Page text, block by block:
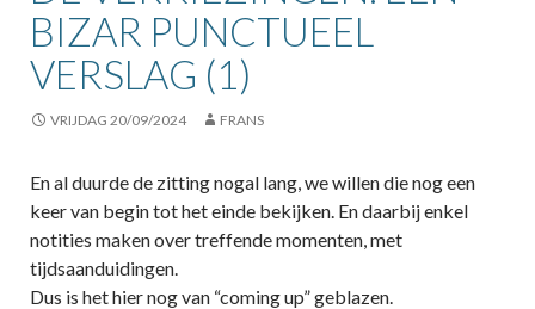
BIZAR PUNCTUEEL
VERSLAG (1)
VRIJDAG 20/09/2024 FRANS
En al duurde de zitting nogal lang, we willen die nog een
keer van begin tot het einde bekijken. En daarbij enkel
notities maken over treffende momenten, met
tijdsaanduidingen.
Dus is het hier nog van “coming up” geblazen.